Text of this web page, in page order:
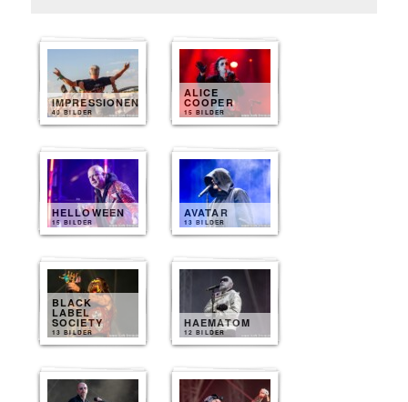
IMPRESSIONEN
40 BILDER
ALICE
COOPER
15 BILDER
HELLOWEEN
15 BILDER
AVATAR
13 BILDER
BLACK
LABEL
SOCIETY
13 BILDER
HAEMATOM
12 BILDER